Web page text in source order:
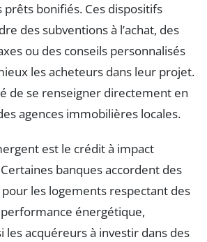
prêts bonifiés. Ces dispositifs
des subventions à l’achat, des
ou des conseils personnalisés
les acheteurs dans leur projet.
de se renseigner directement en
agences immobilières locales.
est le crédit à impact
banques accordent des
les logements respectant des
énergétique,
les acquéreurs à investir dans des